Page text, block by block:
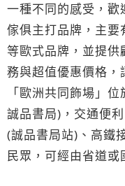
一種不同的感受，歡迎
傢俱主打品牌，主要
等歐式品牌，並提
務與超值優惠價格，
「歐洲共同飾場」
誠品書局)，交通便
(誠品書局站)、高鐵
民眾，可經由省道或